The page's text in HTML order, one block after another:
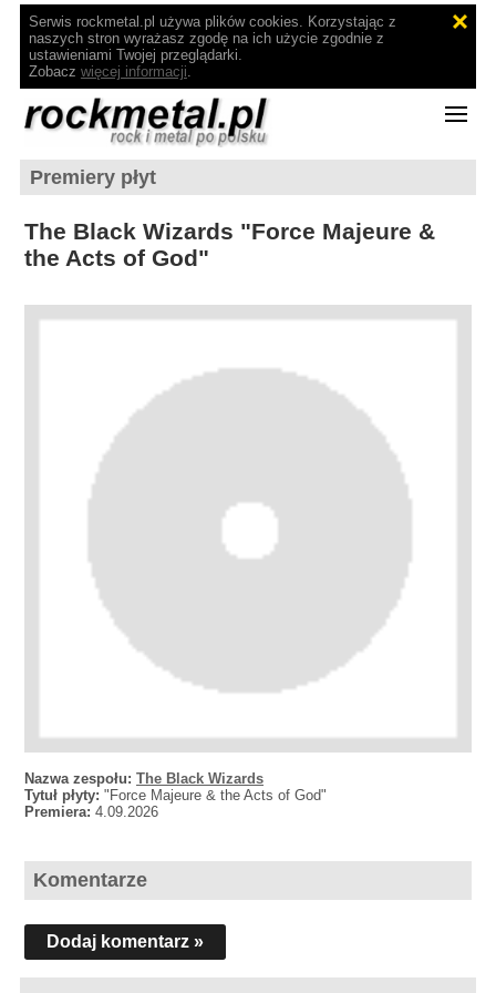
Serwis rockmetal.pl używa plików cookies. Korzystając z
naszych stron wyrażasz zgodę na ich użycie zgodnie z
ustawieniami Twojej przeglądarki.
Zobacz więcej informacji.
Premiery płyt
The Black Wizards "Force Majeure &
the Acts of God"
Nazwa zespołu: The Black Wizards
Tytuł płyty: "Force Majeure & the Acts of God"
Premiera: 4.09.2026
Komentarze
Dodaj komentarz »